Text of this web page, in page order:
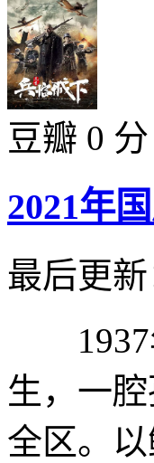
豆瓣 0 分
2021年
最后更
1937
生，一
全区。